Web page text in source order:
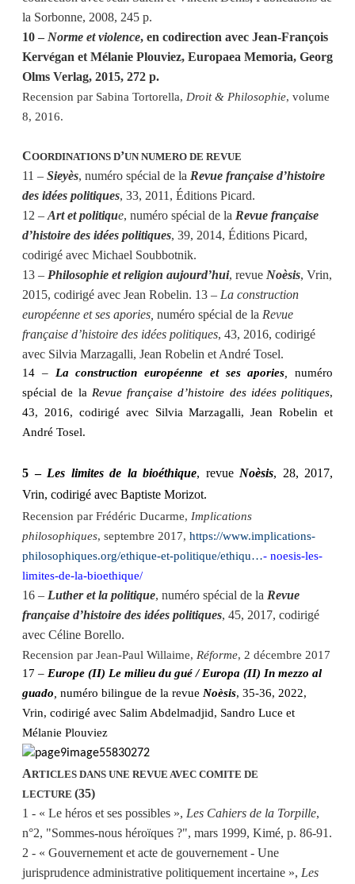
la Sorbonne, 2008, 245 p.
10 – Norme et violence, en codirection avec Jean-François
Kervégan et Mélanie Plouviez, Europaea Memoria, Georg
Olms Verlag, 2015, 272 p.
Recension par Sabina Tortorella, Droit & Philosophie, volume
8, 2016.
COORDINATIONS D’UN NUMERO DE REVUE
11 – Sieyès, numéro spécial de la Revue française d’histoire
des idées politiques, 33, 2011, Éditions Picard.
12 – Art et politique, numéro spécial de la Revue française
d’histoire des idées politiques, 39, 2014, Éditions Picard,
codirigé avec Michael Soubbotnik.
13 – Philosophie et religion aujourd’hui, revue Noèsis, Vrin,
2015, codirigé avec Jean Robelin. 13 – La construction
européenne et ses apories, numéro spécial de la Revue
française d’histoire des idées politiques, 43, 2016, codirigé
avec Silvia Marzagalli, Jean Robelin et André Tosel.
14 – La construction européenne et ses apories
numéro
spécial de la Revue française d’histoire des idées politiques,
43, 2016, codirigé avec Silvia Marzagalli, Jean Robelin et
André Tosel.
5 – Les limites de la bioéthique, revue Noèsis, 28, 2017,
Vrin, codirigé avec Baptiste Morizot.
Recension par Frédéric Ducarme, Implications
philosophiques, septembre 2017, https://www.implications-
philosophiques.org/ethique-et-politique/ethiqu…- noesis-les-
limites-de-la-bioethique/
16 – Luther et la politique, numéro spécial de la Revue
française d’histoire des idées politiques, 45, 2017, codirigé
avec Céline Borello.
Recension par Jean-Paul Willaime, Réforme, 2 décembre 2017
17 – Europe (II) Le milieu du gué / Europa (II) In mezzo al
guado numéro bilingue de la revue Noèsis, 35-36, 2022,
Vrin, codirigé avec Salim Abdelmadjid, Sandro Luce et
Mélanie Plouviez
ARTICLES DANS UNE REVUE AVEC COMITE DE
LECTURE (35)
1 - « Le héros et ses possibles », Les Cahiers de la Torpille,
n°2, "Sommes-nous héroïques ?", mars 1999, Kimé, p. 86-91.
2 - « Gouvernement et acte de gouvernement - Une
jurisprudence administrative politiquement incertaine », Les